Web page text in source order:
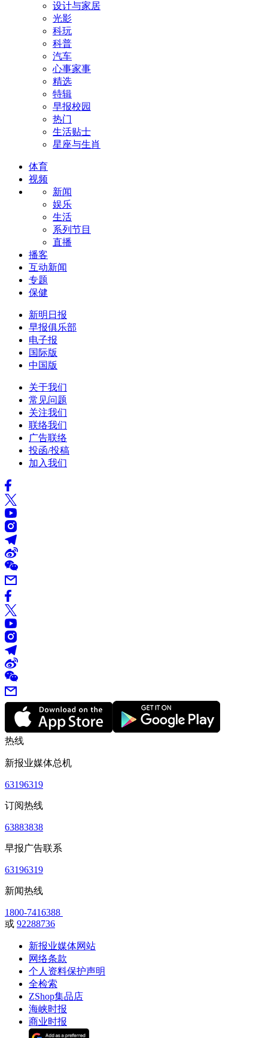
设计与家居
光影
科玩
科普
汽车
心事家事
精选
特辑
早报校园
热门
生活贴士
星座与生肖
体育
视频
新闻
娱乐
生活
系列节目
直播
播客
互动新闻
专题
保健
新明日报
早报俱乐部
电子报
国际版
中国版
关于我们
常见问题
关注我们
联络我们
广告联络
投函/投稿
加入我们
热线
新报业媒体总机
63196319
订阅热线
63883838
早报广告联系
63196319
新闻热线
1800-7416388
或 92288736
新报业媒体网站
网络条款
个人资料保护声明
全检索
ZShop集品店
海峡时报
商业时报